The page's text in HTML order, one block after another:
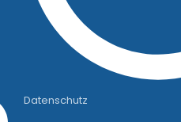
Datenschutz